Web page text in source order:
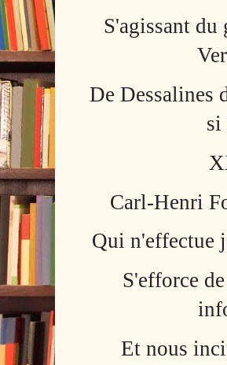
S'agissant du
De Dessalines
si
Carl-Henri
Qui n'effectue
S'efforce
Et nous